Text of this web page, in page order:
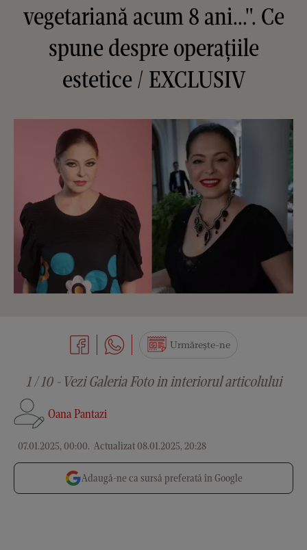
vegetariană acum 8 ani...". Ce
spune despre operațiile
estetice / EXCLUSIV
Oana Pantazi
07.01.2025, 00:00. Actualizat 08.01.2025, 20:28
Urmărește-ne
1 / 10 - Vezi Galeria Foto in interiorul articolului
Adaugă-ne ca sursă preferată în Google